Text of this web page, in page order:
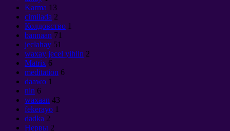
Karma 13
cimilada 2
Колдовство 1
bannaan 71
jeclahay 51
waxay jecel yihiin 2
Matrix 6
meditation 6
daawo 1
nin 6
waxaan 43
fekerayo 1
dadka 2
Нервы 2